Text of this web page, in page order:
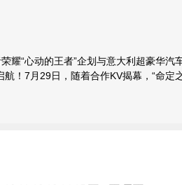
耀“心动的王者”企划与意大利超豪华汽
航！7月29日，随着合作KV揭幕，“命定